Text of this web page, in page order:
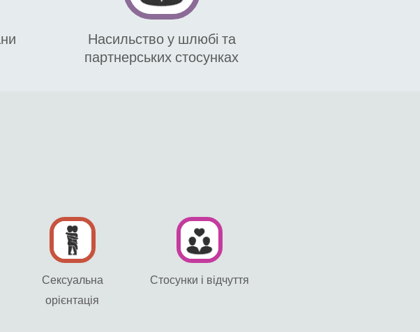
Насильство у шлюбі та
партнерських стосунках
Сексуальна
орієнтація
Стосунки і відчуття